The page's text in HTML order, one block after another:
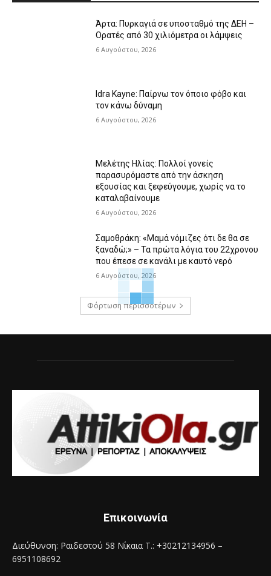
Άρτα: Πυρκαγιά σε υποσταθμό της ΔΕΗ –
Ορατές από 30 χιλιόμετρα οι λάμψεις
6 Αυγούστου, 2026
Idra Kayne: Παίρνω τον όποιο φόβο και
τον κάνω δύναμη
6 Αυγούστου, 2026
Μελέτης Ηλίας: Πολλοί γονείς
παρασυρόμαστε από την άσκηση
εξουσίας και ξεφεύγουμε, χωρίς να το
καταλαβαίνουμε
6 Αυγούστου, 2026
Σαμοθράκη: «Μαμά νόμιζες ότι δε θα σε
ξαναδώ;» – Τα πρώτα λόγια του 22χρονου
που έπεσε σε κανάλι με καυτό νερό
6 Αυγούστου, 2026
Φόρτωση περισσοτέρων
Επικοινωνία
Διεύθυνση: Ραιδεστού 58 Νίκαια Τ.: +30212134956 –
6951108692